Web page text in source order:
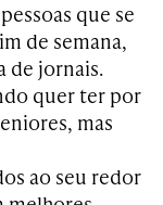
que se
de semana,
de jornais.
quer ter por
mas
ao seu redor